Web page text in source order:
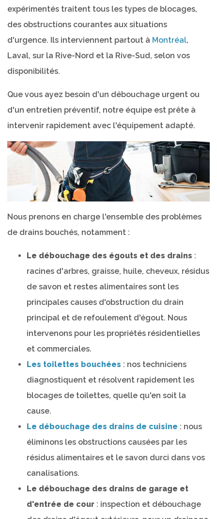
expérimentés traitent tous les types de blocages,
des obstructions courantes aux situations
d'urgence. Ils interviennent partout à Montréal,
Laval, sur la Rive-Nord et la Rive-Sud, selon vos
disponibilités.
Que vous ayez besoin d'un débouchage urgent ou
d'un entretien préventif, notre équipe est prête à
intervenir rapidement avec l'équipement adapté.
Nous prenons en charge l'ensemble des problèmes
de drains bouchés, notamment :
Le débouchage des égouts et des drains :
racines d'arbres, graisse, huile, cheveux, résidus
de savon et restes alimentaires sont les
principales causes d'obstruction du drain
principal et de refoulement d'égout. Nous
intervenons pour les propriétés résidentielles
et commerciales.
Les toilettes bouchées : nos techniciens
diagnostiquent et résolvent rapidement les
blocages de toilettes, quelle qu'en soit la
cause.
Le débouchage des drains de cuisine : nous
éliminons les obstructions causées par les
résidus alimentaires et le savon durci dans vos
canalisations.
Le débouchage des drains de garage et
d'entrée de cour : inspection et débouchage